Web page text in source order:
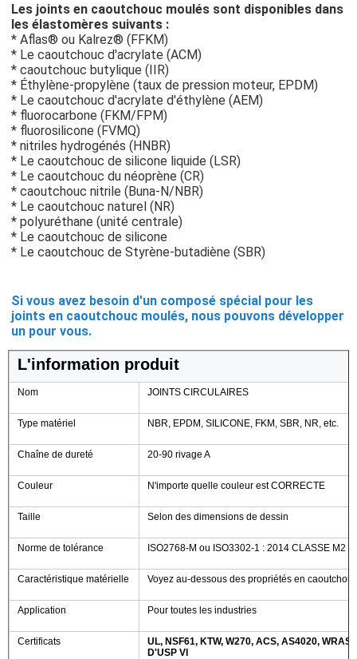
Les joints en caoutchouc moulés sont disponibles dans
les élastomères suivants :
* Aflas® ou Kalrez® (FFKM)
* Le caoutchouc d'acrylate (ACM)
* caoutchouc butylique (IIR)
* Éthylène-propylène (taux de pression moteur, EPDM)
* Le caoutchouc d'acrylate d'éthylène (AEM)
* fluorocarbone (FKM/FPM)
* fluorosilicone (FVMQ)
* nitriles hydrogénés (HNBR)
* Le caoutchouc de silicone liquide (LSR)
* Le caoutchouc du néoprène (CR)
* caoutchouc nitrile (Buna-N/NBR)
* Le caoutchouc naturel (NR)
* polyuréthane (unité centrale)
* Le caoutchouc de silicone
* Le caoutchouc de Styrène-butadiène (SBR)
Si vous avez besoin d'un composé spécial pour les
joints en caoutchouc moulés, nous pouvons développer
un pour vous.
L'information produit
Nom JOINTS CIRCULAIRES
Type matériel NBR, EPDM, SILICONE, FKM, SBR, NR, etc.
Chaîne de dureté 20-90 rivage A
Couleur N'importe quelle couleur est CORRECTE
Taille Selon des dimensions de dessin
Norme de tolérance ISO2768-M ou ISO3302-1 : 2014 CLASSE M2
Caractéristique matérielle Voyez au-dessous des propriétés en
Application Pour toutes les industries
Certificats
UL, NSF61, KTW, W270, ACS, AS4020,
D'USP VI